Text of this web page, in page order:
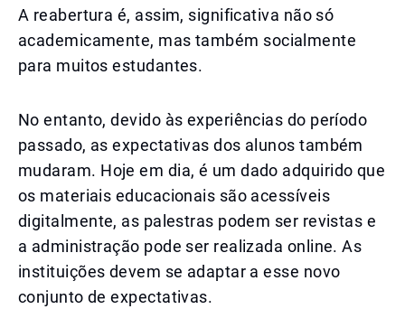
A reabertura é, assim, significativa não só
academicamente, mas também socialmente
para muitos estudantes.
No entanto, devido às experiências do período
passado, as expectativas dos alunos também
mudaram. Hoje em dia, é um dado adquirido que
os materiais educacionais são acessíveis
digitalmente, as palestras podem ser revistas e
a administração pode ser realizada online. As
instituições devem se adaptar a esse novo
conjunto de expectativas.